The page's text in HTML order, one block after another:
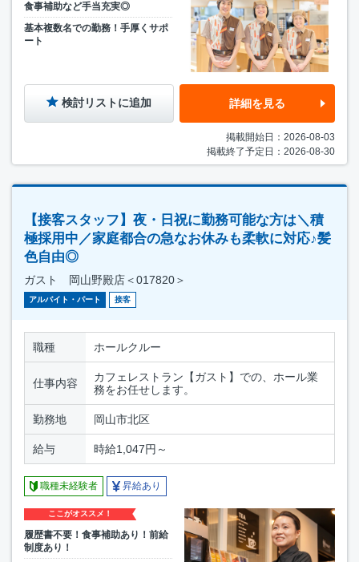
食事補助など手当充実◎
基本複数名での勤務！手厚くサポ
ート
検討リストに追加 詳細を見る
掲載開始日：2026-08-03
掲載終了予定日：2026-08-30
【接客スタッフ】夜・日祝に勤務可能な方は＼積
極採用中／家庭都合の急なお休みも柔軟に対応♪髪
色自由◎
ガスト 岡山野殿店＜017820＞
アルバイト・パート 接客
職種 ホールクルー
仕事内容
カフェレストラン【ガスト】での、ホール業
務をお任せします。
勤務地 岡山市北区
給与 時給1,047円～
職種未経験者 昇給あり
ここがオススメ！
履歴書不要！食事補助あり！前給
制度あり！